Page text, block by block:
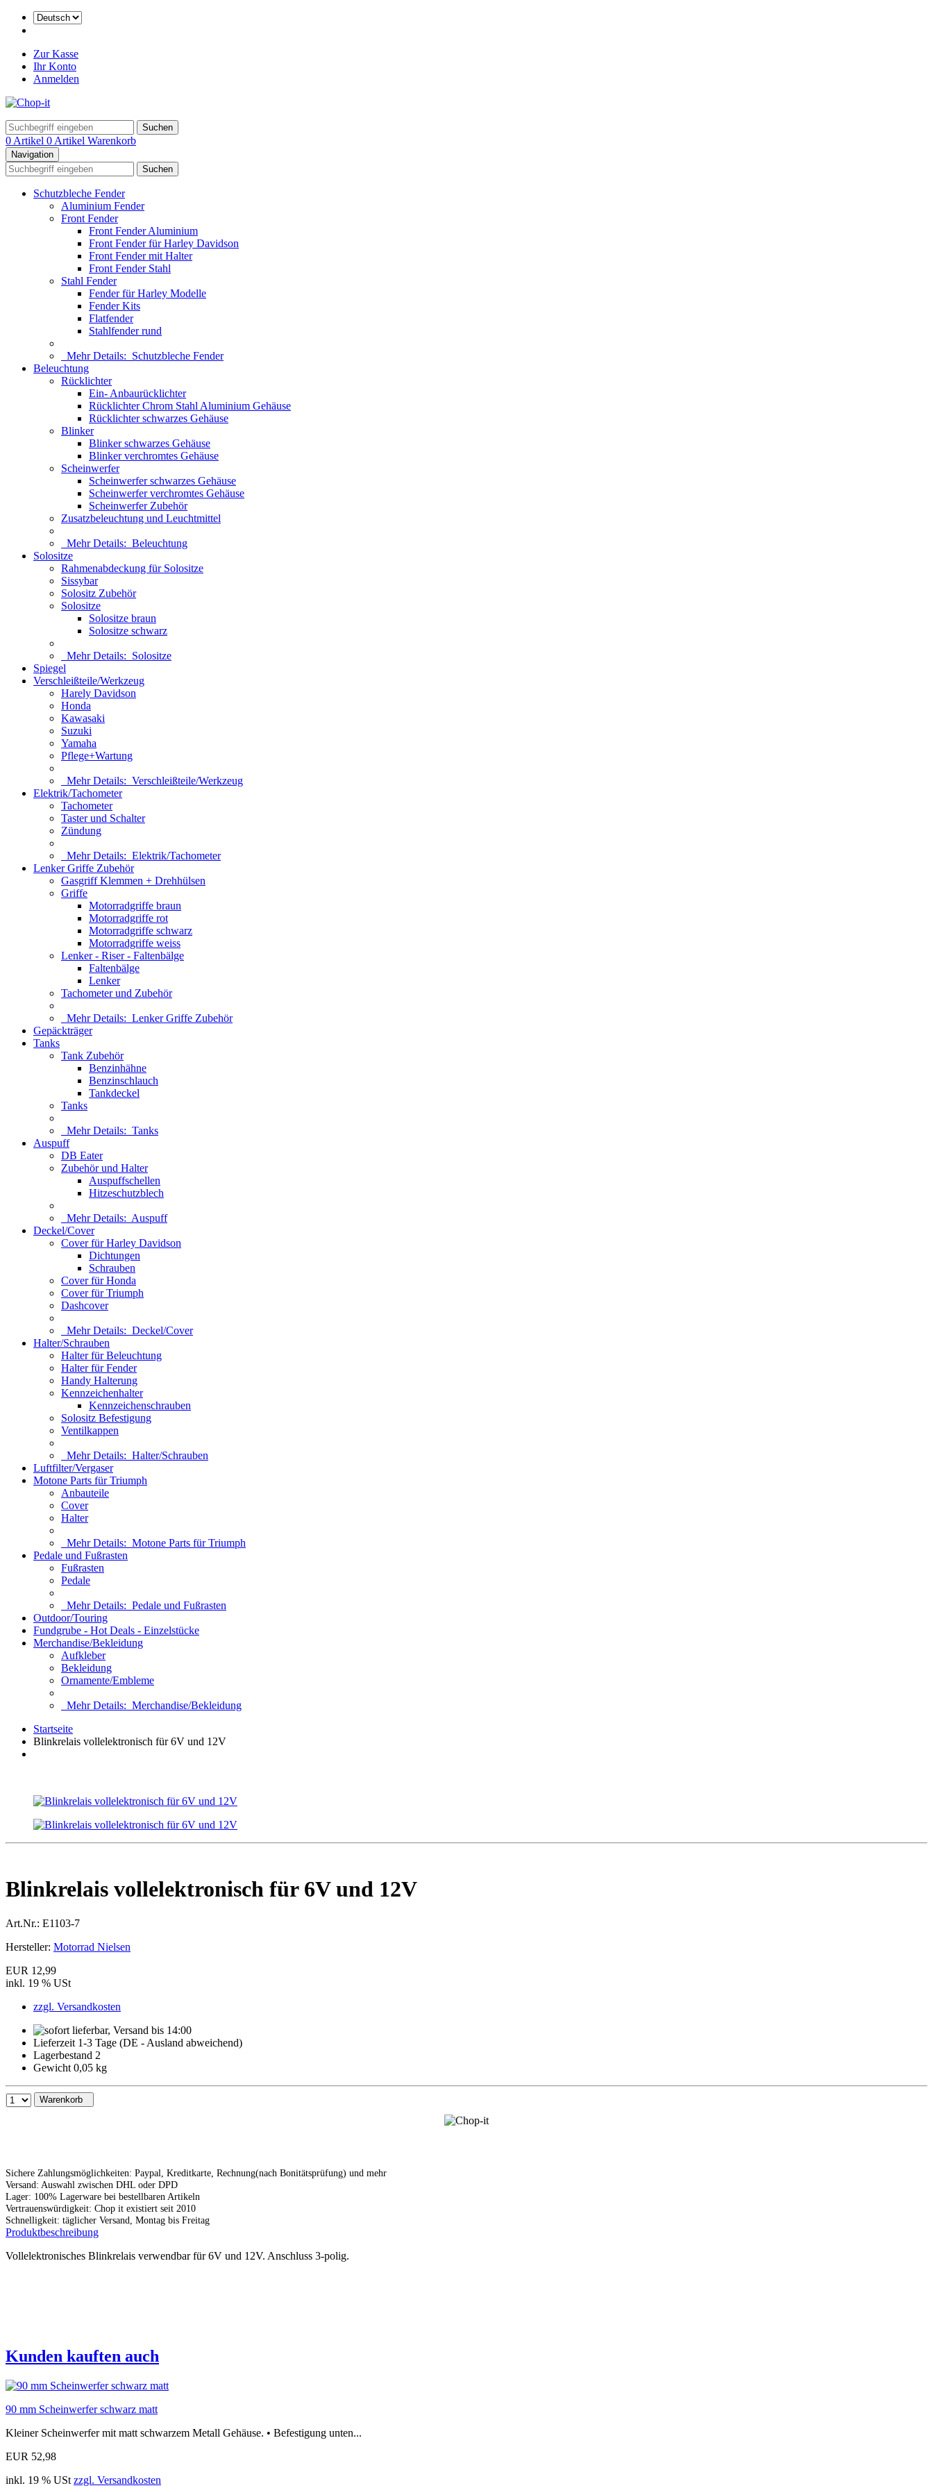
Zur Kasse
Ihr Konto
Anmelden
Suchen
0 Artikel 0 Artikel Warenkorb
Navigation
Suchen
Schutzbleche Fender
Aluminium Fender
Front Fender
Front Fender Aluminium
Front Fender für Harley Davidson
Front Fender mit Halter
Front Fender Stahl
Stahl Fender
Fender für Harley Modelle
Fender Kits
Flatfender
Stahlfender rund
Mehr Details: Schutzbleche Fender
Beleuchtung
Rücklichter
Ein- Anbaurücklichter
Rücklichter Chrom Stahl Aluminium Gehäuse
Rücklichter schwarzes Gehäuse
Blinker
Blinker schwarzes Gehäuse
Blinker verchromtes Gehäuse
Scheinwerfer
Scheinwerfer schwarzes Gehäuse
Scheinwerfer verchromtes Gehäuse
Scheinwerfer Zubehör
Zusatzbeleuchtung und Leuchtmittel
Mehr Details: Beleuchtung
Solositze
Rahmenabdeckung für Solositze
Sissybar
Solositz Zubehör
Solositze
Solositze braun
Solositze schwarz
Mehr Details: Solositze
Spiegel
Verschleißteile/Werkzeug
Harely Davidson
Honda
Kawasaki
Suzuki
Yamaha
Pflege+Wartung
Mehr Details: Verschleißteile/Werkzeug
Elektrik/Tachometer
Tachometer
Taster und Schalter
Zündung
Mehr Details: Elektrik/Tachometer
Lenker Griffe Zubehör
Gasgriff Klemmen + Drehhülsen
Griffe
Motorradgriffe braun
Motorradgriffe rot
Motorradgriffe schwarz
Motorradgriffe weiss
Lenker - Riser - Faltenbälge
Faltenbälge
Lenker
Tachometer und Zubehör
Mehr Details: Lenker Griffe Zubehör
Gepäckträger
Tanks
Tank Zubehör
Benzinhähne
Benzinschlauch
Tankdeckel
Tanks
Mehr Details: Tanks
Auspuff
DB Eater
Zubehör und Halter
Auspuffschellen
Hitzeschutzblech
Mehr Details: Auspuff
Deckel/Cover
Cover für Harley Davidson
Dichtungen
Schrauben
Cover für Honda
Cover für Triumph
Dashcover
Mehr Details: Deckel/Cover
Halter/Schrauben
Halter für Beleuchtung
Halter für Fender
Handy Halterung
Kennzeichenhalter
Kennzeichenschrauben
Solositz Befestigung
Ventilkappen
Mehr Details: Halter/Schrauben
Luftfilter/Vergaser
Motone Parts für Triumph
Anbauteile
Cover
Halter
Mehr Details: Motone Parts für Triumph
Pedale und Fußrasten
Fußrasten
Pedale
Mehr Details: Pedale und Fußrasten
Outdoor/Touring
Fundgrube - Hot Deals - Einzelstücke
Merchandise/Bekleidung
Aufkleber
Bekleidung
Ornamente/Embleme
Mehr Details: Merchandise/Bekleidung
Startseite
Blinkrelais vollelektronisch für 6V und 12V
Blinkrelais vollelektronisch für 6V und 12V
Art.Nr.: E1103-7
Hersteller: Motorrad Nielsen
EUR 12,99
inkl. 19 % USt
zzgl. Versandkosten
Lieferzeit 1-3 Tage (DE - Ausland abweichend)
Lagerbestand 2
Gewicht 0,05 kg
Warenkorb
Sichere Zahlungsmöglichkeiten: Paypal, Kreditkarte, Rechnung(nach Bonitätsprüfung) und mehr
Versand: Auswahl zwischen DHL oder DPD
Lager: 100% Lagerware bei bestellbaren Artikeln
Vertrauenswürdigkeit: Chop it existiert seit 2010
Schnelligkeit: täglicher Versand, Montag bis Freitag
Produktbeschreibung
Vollelektronisches Blinkrelais verwendbar für 6V und 12V. Anschluss 3-polig.
Kunden kauften auch
90 mm Scheinwerfer schwarz matt
Kleiner Scheinwerfer mit matt schwarzem Metall Gehäuse. • Befestigung unten...
EUR 52,98
inkl. 19 % USt zzgl. Versandkosten